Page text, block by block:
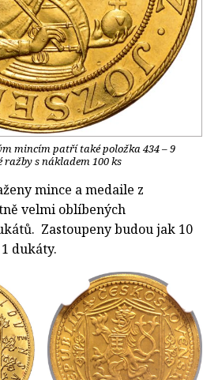
mincím patří také položka 434 – 9
ražby s nákladem 100 ks
mince a medaile z
velmi oblíbených
Zastoupeny budou jak 10
dukáty.